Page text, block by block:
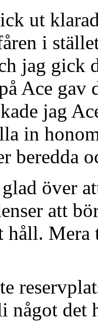
ut
i
jag gick
Ace gav
jag
in
beredda
över
att
håll.
något det